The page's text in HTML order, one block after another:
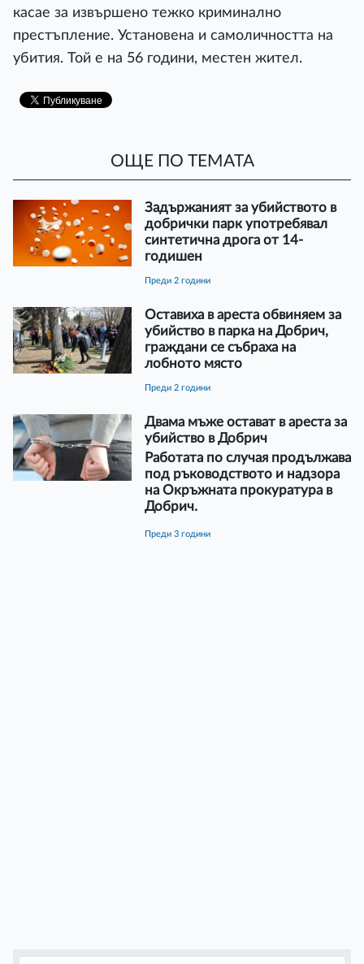
касае за извършено тежко криминално
престъпление. Установена и самоличността на
убития. Той е на 56 години, местен жител.
ОЩЕ ПО ТЕМАТА
Задържаният за убийството в
добрички парк употребявал
синтетична дрога от 14-
годишен
преди 2 години
Оставиха в ареста обвиняем за
убийство в парка на Добрич,
граждани се събраха на
лобното място
преди 2 години
Двама мъже остават в ареста за
убийство в Добрич
Работата по случая продължава
под ръководството и надзора
на Окръжната прокуратура в
Добрич.
преди 3 години